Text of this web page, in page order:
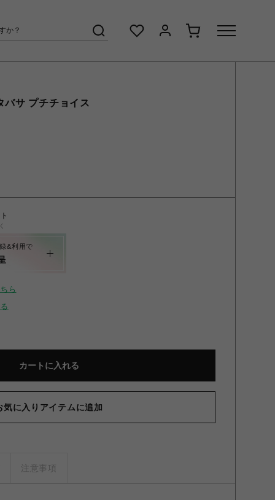
バサ プチチョイス
&利用で
ら
カートに入れる
気に入りアイテムに追加
注意事項